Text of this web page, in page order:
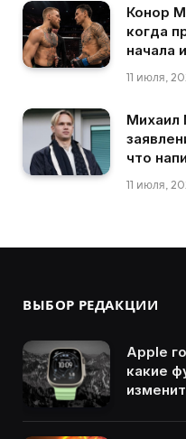
Конор
когда
начала
11 июля,
Михаил
что
11 июля,
ВЫБОР РЕДАКЦИИ
Apple
какие